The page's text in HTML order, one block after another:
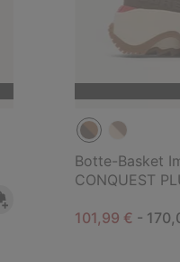
Botte-Basket
CONQUEST
Minimum sale
101,99 € -